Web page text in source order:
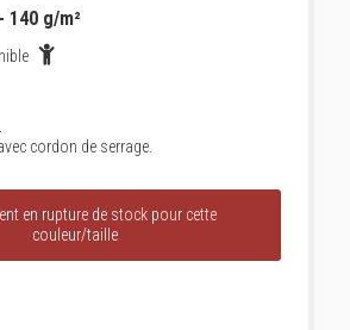
140 g/m²
cordon de serrage.
en rupture de stock pour cette
couleur/taille